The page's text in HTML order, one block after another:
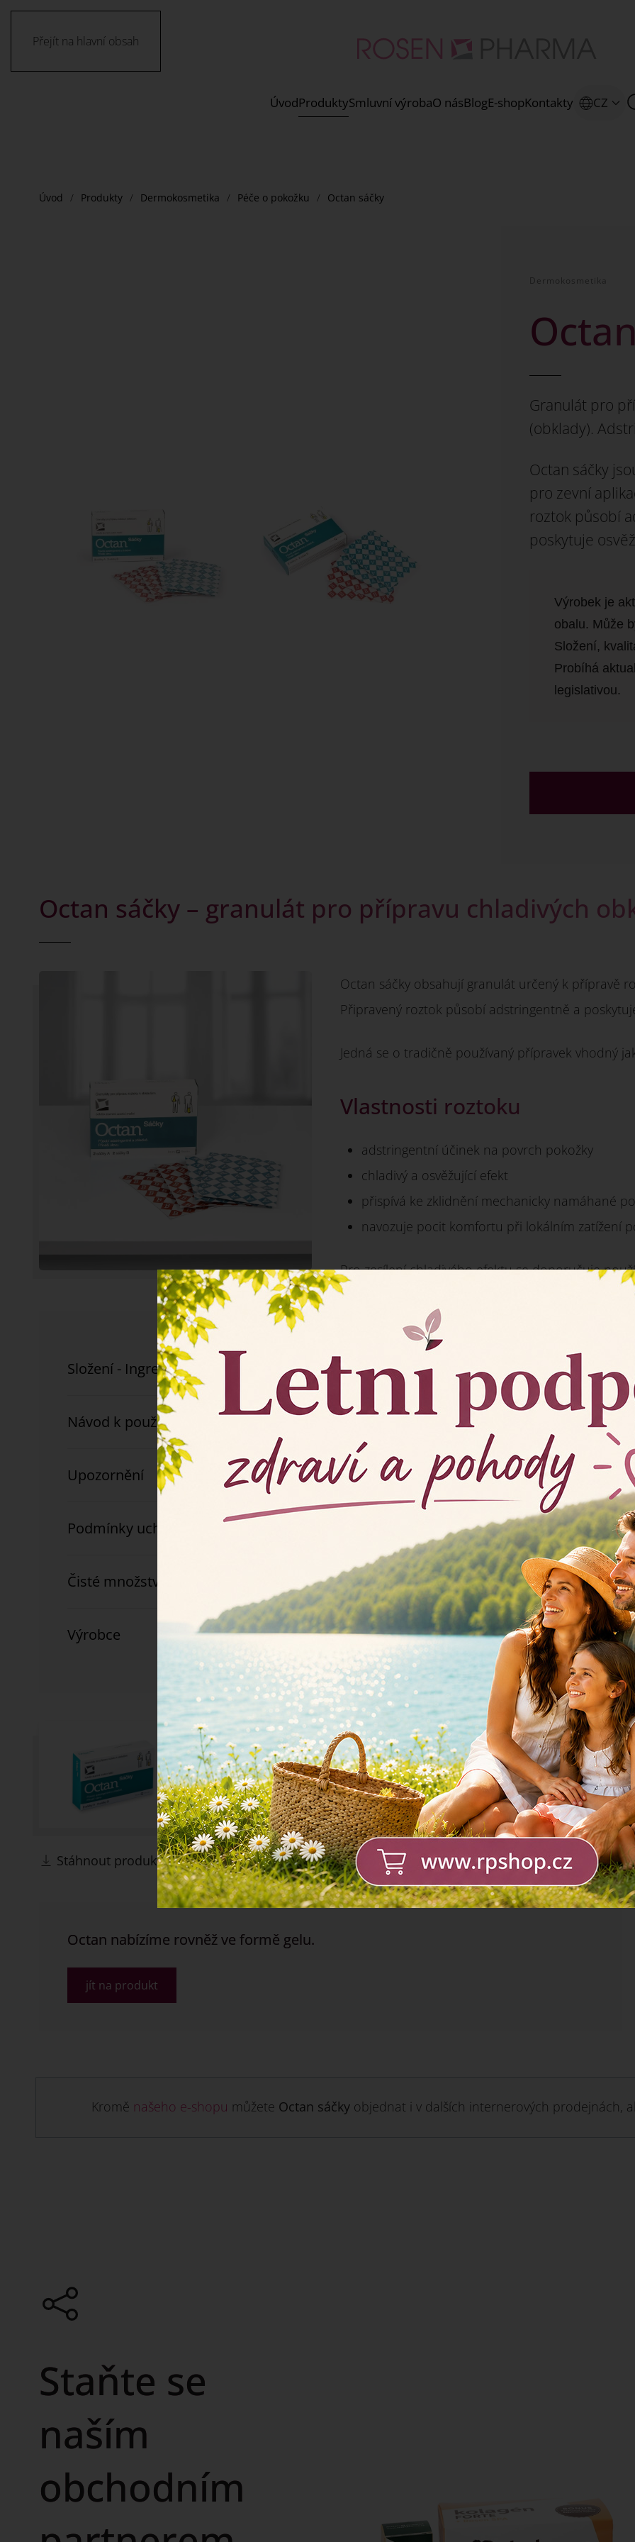
Přejít na hlavní obsah
ÚvodProduktySmluvní výrobaO násBlogE-shopKontakty CZ
Úvod Produkty Dermokosmetika Péče o pokožku Octan sáčky
Dermokosmetika
Granulát pro
(obklady).
Octan sáčky
pro zevní
roztok působí
poskytuje
Výrobek je
obalu. Může
Složení,
Probíhá
legislativou.
Octan sáčky – granulát pro přípravu chladivých
Octan sáčky obsahují granulát určený k přípravě
Připravený roztok působí adstringentně a
Jedná se o tradičně používaný přípravek vhodný
Vlastnosti roztoku
adstringentní účinek na povrch pokožky
chladivý a osvěžující efekt
přispívá ke zklidnění mechanicky namáhané
navozuje pocit komfortu při lokálním zatížení
Pro zesílení chladivého efektu se doporučuje
Složení - Ingredients (INCI):
Návod k použití
Upozornění
Podmínky uchování
Čisté množství
Výrobce
Stáhnout produktové fotky
Octan nabízíme rovněž ve formě gelu.
jít na produkt
Kromě našeho e-shopu můžete Octan sáčkyobjednat i v dalších internerových prodejnách,
Staňte se
naším
obchodním